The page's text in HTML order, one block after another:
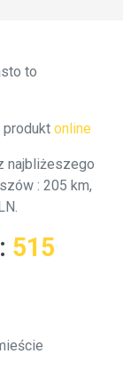
to
produkt online
najbliżeszego
: 205 km,
: 515